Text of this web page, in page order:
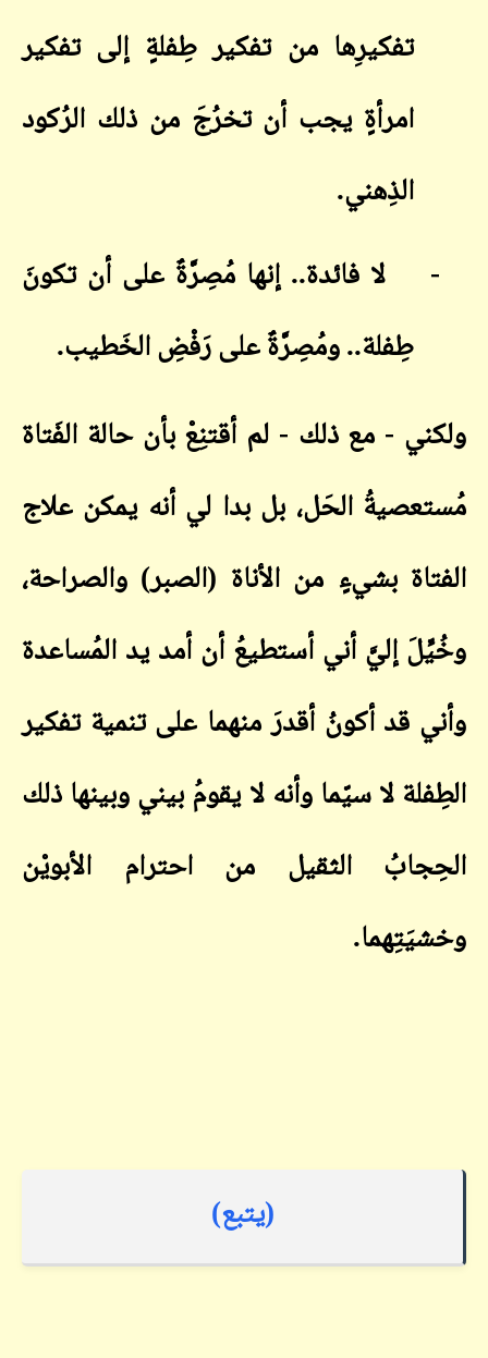
تفكيرِها من تفكير طِفلةٍ إلى تفكير
امرأةٍ يجب أن تخرُجَ من ذلك الرُكود
الذِهني.
-
لا فائدة.. إنها مُصِرَّةٌ على أن تكونَ
طِفلة.. ومُصِرَّةٌ على رَفْضِ الخَطيب.
ولكني - مع ذلك - لم أقتنِعْ بأن حالة الفَتاة
مُستعصيةُ الحَل، بل بدا لي أنه يمكن علاج
الفتاة بشيءٍ من الأناة (الصبر) والصراحة،
وخُيِّلَ إليَّ أني أستطيعُ أن أمد يد المُساعدة
وأني قد أكونُ أقدرَ منهما على تنمية تفكير
الطِفلة لا سيّما وأنه لا يقومُ بيني وبينها ذلك
الحِجابُ الثقيل من احترام الأبويْن
وخشيَتِهما.
(يتبع)